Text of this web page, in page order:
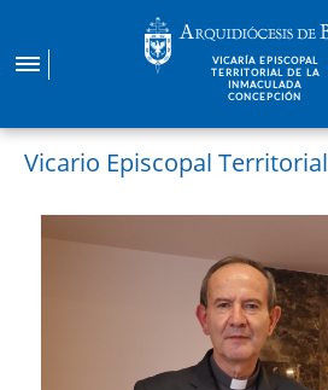
contenido
VICARÍA EPISCOPAL
TERRITORIAL DE LA
INMACULADA
CONCEPCIÓN
Vicario Episcopal Territorial